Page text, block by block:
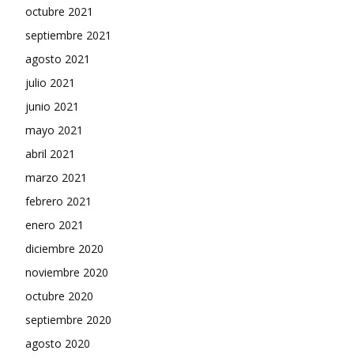
octubre 2021
septiembre 2021
agosto 2021
julio 2021
junio 2021
mayo 2021
abril 2021
marzo 2021
febrero 2021
enero 2021
diciembre 2020
noviembre 2020
octubre 2020
septiembre 2020
agosto 2020